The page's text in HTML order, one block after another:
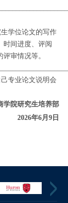
学位论文的写作
时间进度、评阅
审情况等。
专业论文说明会
学院研究生培养部
2026年6月 9日